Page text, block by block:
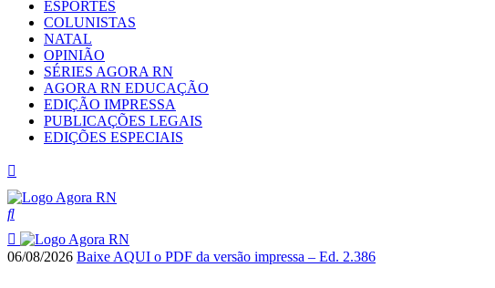
ESPORTES
COLUNISTAS
NATAL
OPINIÃO
SÉRIES AGORA RN
AGORA RN EDUCAÇÃO
EDIÇÃO IMPRESSA
PUBLICAÇÕES LEGAIS
EDIÇÕES ESPECIAIS
06/08/2026 Baixe AQUI o PDF da versão impressa – Ed. 2.386